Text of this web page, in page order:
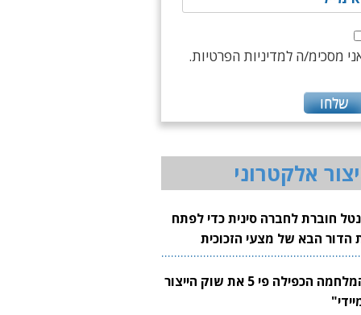
מסכימ/ה למדיניות הפרטיות.
אלקטרוני
חוברת לחברה סינית כדי לפתח
הדור הבא של מצעי הזכוכית
"המלחמה הכפילה פי 5 את שוק הייצור